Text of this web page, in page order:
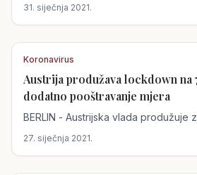
31. siječnja 2021.
Austrija
Koronavirus
Austrija produžava lockdown na
dodatno pooštravanje mjera
BERLIN - Austrijska vlada produžuje
27. siječnja 2021.